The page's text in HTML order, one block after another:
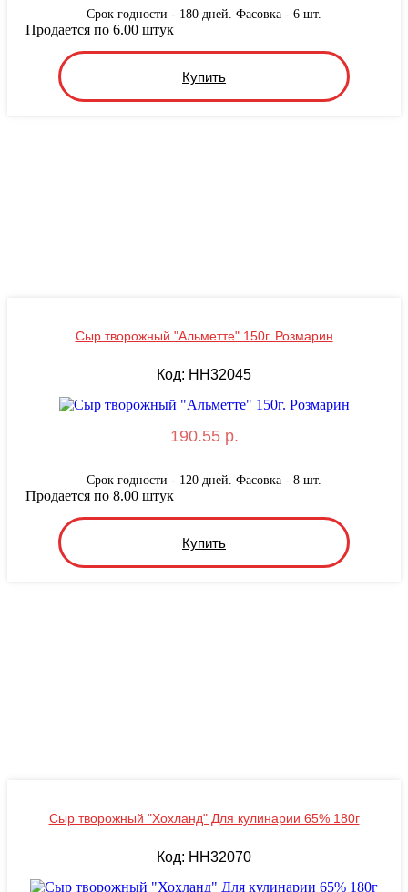
Срок годности - 180 дней. Фасовка - 6 шт.
Купить
Продается по 6.00 штук
Сыр творожный "Альметте" 150г. Розмарин
Код: HH32045
190.55 р.
Срок годности - 120 дней. Фасовка - 8 шт.
Купить
Продается по 8.00 штук
Сыр творожный "Хохланд" Для кулинарии 65% 180г
Код: HH32070